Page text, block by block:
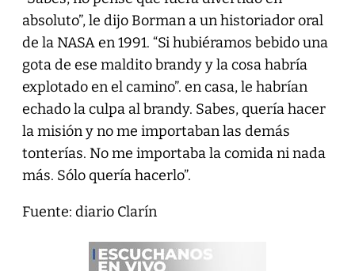
absoluto”, le dijo Borman a un historiador oral
de la NASA en 1991. “Si hubiéramos bebido una
gota de ese maldito brandy y la cosa habría
explotado en el camino”. en casa, le habrían
echado la culpa al brandy. Sabes, quería hacer
la misión y no me importaban las demás
tonterías. No me importaba la comida ni nada
más. Sólo quería hacerlo”.
Fuente: diario Clarín